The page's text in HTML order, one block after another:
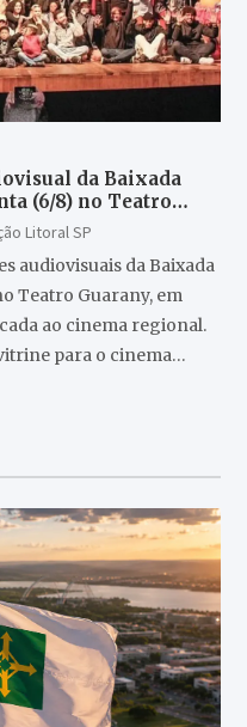
da Baixada
(6/8) no Teatro
Litoral SP
audiovisuais da Baixada
Teatro Guarany, em
ao cinema regional.
para o cinema…